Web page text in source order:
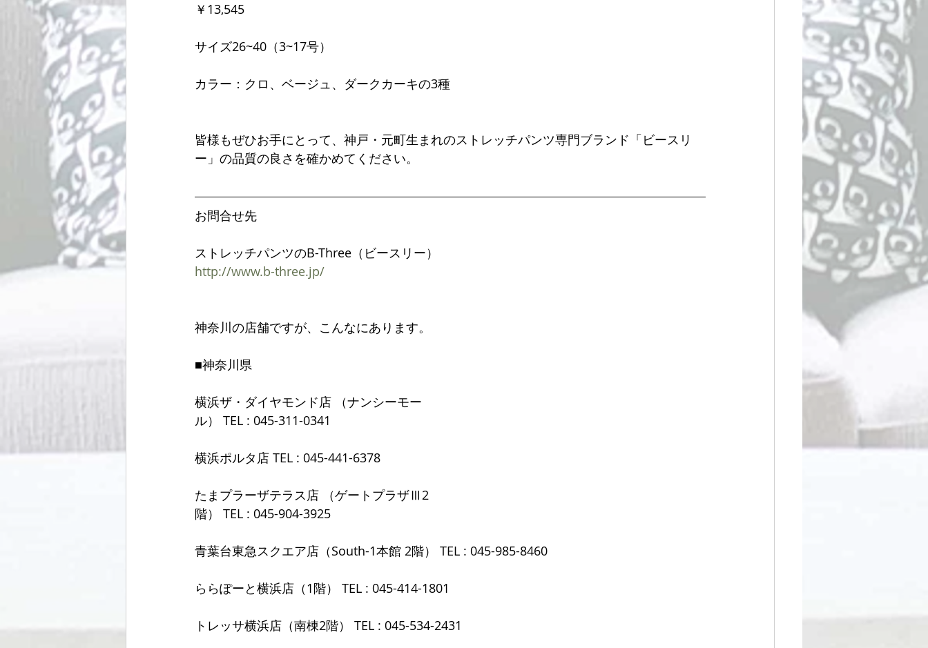
￥13,545
サイズ26~40（3~17号）
カラー：クロ、ベージュ、ダークカーキの3種
皆様もぜひお手にとって、神戸・元町生まれのストレッチパンツ専門ブランド「ビースリ
ー」の品質の良さを確かめてください。
お問合せ先
ストレッチパンツのB-Three（ビースリー）
http://www.b-three.jp/
神奈川の店舗ですが、こんなにあります。
■神奈川県
横浜ザ・ダイヤモンド店 （ナンシーモー
ル） TEL : 045-311-0341
横浜ポルタ店 TEL : 045-441-6378
たまプラーザテラス店 （ゲートプラザⅢ2
階） TEL : 045-904-3925
青葉台東急スクエア店（South-1本館 2階） TEL : 045-985-8460
ららぽーと横浜店（1階） TEL : 045-414-1801
トレッサ横浜店（南棟2階） TEL : 045-534-2431